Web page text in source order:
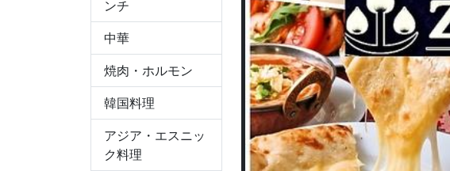
ンチ
中華
焼肉・ホルモン
韓国料理
アジア・エスニッ
ク料理